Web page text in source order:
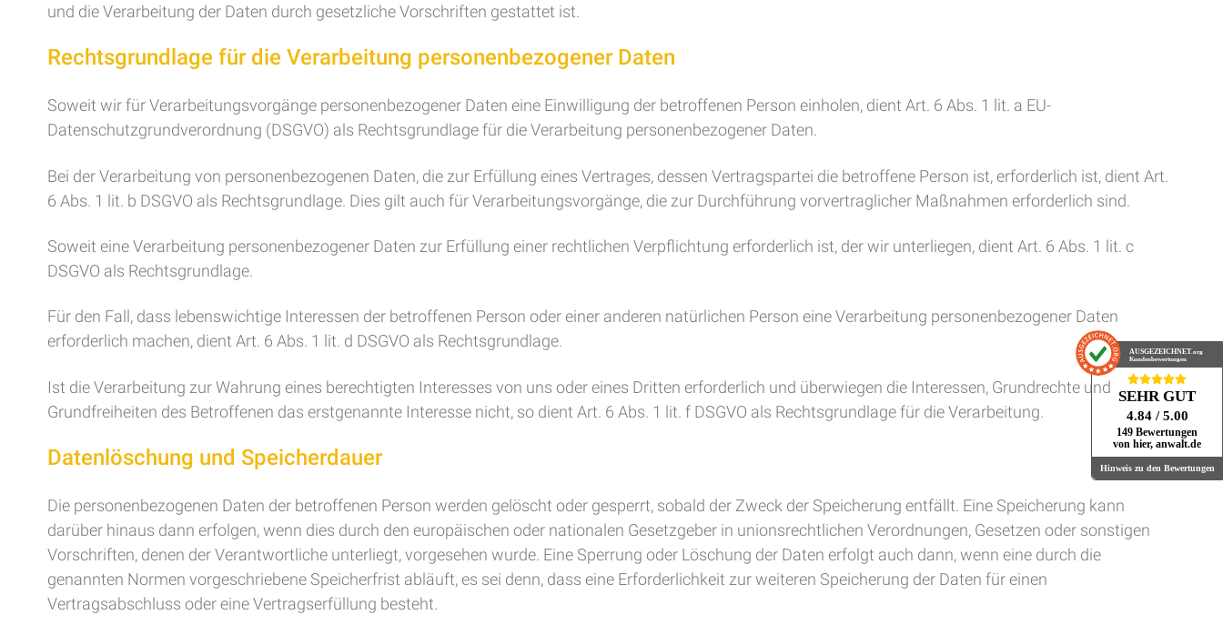
und die Verarbeitung der Daten durch gesetzliche Vorschriften gestattet ist.
Rechtsgrundlage für die Verarbeitung personenbezogener Daten
Soweit wir für Verarbeitungsvorgänge personenbezogener Daten eine Einwilligung der betroffenen Person einholen, dient Art. 6 Abs. 1 lit. a EU-
Datenschutzgrundverordnung (DSGVO) als Rechtsgrundlage für die Verarbeitung personenbezogener Daten.
Bei der Verarbeitung von personenbezogenen Daten, die zur Erfüllung eines Vertrages, dessen Vertragspartei die betroffene Person ist, erforderlich ist, dient Art.
6 Abs. 1 lit. b DSGVO als Rechtsgrundlage. Dies gilt auch für Verarbeitungsvorgänge, die zur Durchführung vorvertraglicher Maßnahmen erforderlich sind.
Soweit eine Verarbeitung personenbezogener Daten zur Erfüllung einer rechtlichen Verpflichtung erforderlich ist, der wir unterliegen, dient Art. 6 Abs. 1 lit. c
DSGVO als Rechtsgrundlage.
Für den Fall, dass lebenswichtige Interessen der betroffenen Person oder einer anderen natürlichen Person eine Verarbeitung personenbezogener Daten
erforderlich machen, dient Art. 6 Abs. 1 lit. d DSGVO als Rechtsgrundlage.
Ist die Verarbeitung zur Wahrung eines berechtigten Interesses von uns oder eines Dritten erforderlich und überwiegen die Interessen, Grundrechte und
Grundfreiheiten des Betroffenen das erstgenannte Interesse nicht, so dient Art. 6 Abs. 1 lit. f DSGVO als Rechtsgrundlage für die Verarbeitung.
Datenlöschung und Speicherdauer
Die personenbezogenen Daten der betroffenen Person werden gelöscht oder gesperrt, sobald der Zweck der Speicherung entfällt. Eine Speicherung kann
darüber hinaus dann erfolgen, wenn dies durch den europäischen oder nationalen Gesetzgeber in unionsrechtlichen Verordnungen, Gesetzen oder sonstigen
Vorschriften, denen der Verantwortliche unterliegt, vorgesehen wurde. Eine Sperrung oder Löschung der Daten erfolgt auch dann, wenn eine durch die
genannten Normen vorgeschriebene Speicherfrist abläuft, es sei denn, dass eine Erforderlichkeit zur weiteren Speicherung der Daten für einen
Vertragsabschluss oder eine Vertragserfüllung besteht.
AUSGEZEICHNET .org
Kundenbewertungen
SEHR GUT
4.84 / 5.00
149 Bewertungen
von hier, anwalt.de
Hinweis zu den Bewertungen